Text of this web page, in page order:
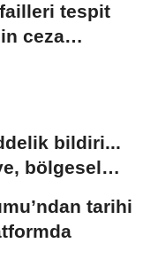
tespit
ceza
bildiri...
bölgesel
tarihi